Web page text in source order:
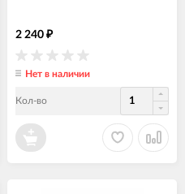
2 240 ₽
Нет в наличии
Кол-во